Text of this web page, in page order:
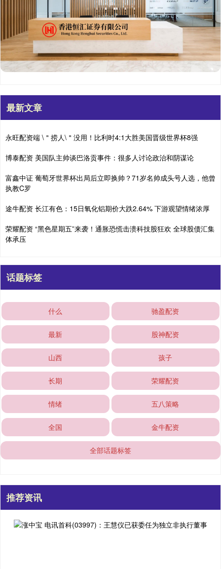
最新文章
永旺配资端 \＂捞人\＂没用！比利时4:1大胜美国晋级世界杯8强
博泰配资 美国队主帅谈巴洛贡事件：很多人讨论政治和阴谋论
富鑫中证 葡萄牙世界杯出局后立即换帅？71岁名帅成头号人选，他曾
执教C罗
途牛配资 长江有色：15日氧化铝期价大跌2.64% 下游观望情绪浓厚
荣耀配资 “黑色星期五”来袭！通胀恐慌击溃科技股狂欢 全球股债汇集
体承压
话题标签
什么 驰盈配资
最新 股神配资
山西 孩子
长期 荣耀配资
情绪 五八策略
全国 金牛配资
全部话题标签
推荐资讯